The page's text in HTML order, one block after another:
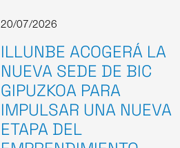
20/07/2026
ILLUNBE ACOGERÁ LA
NUEVA SEDE DE BIC
GIPUZKOA PARA
IMPULSAR UNA NUEVA
ETAPA DEL